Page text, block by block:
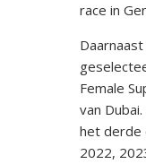
race in
Female
van
het derde
2022,